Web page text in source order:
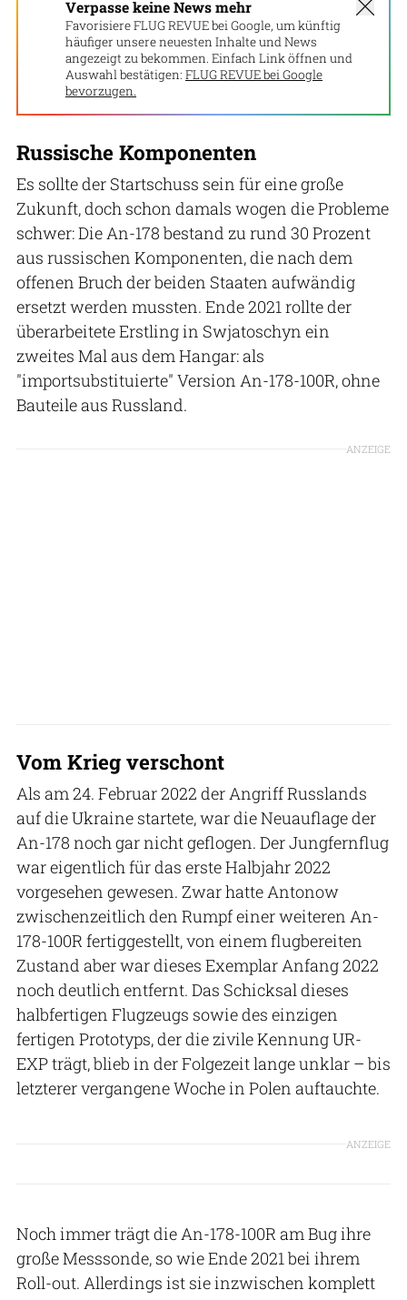
Verpasse keine News mehr
Favorisiere FLUG REVUE bei Google, um künftig
häufiger unsere neuesten Inhalte und News
angezeigt zu bekommen. Einfach Link öffnen und
Auswahl bestätigen: FLUG REVUE bei Google
bevorzugen.
Russische Komponenten
Es sollte der Startschuss sein für eine große
Zukunft, doch schon damals wogen die Probleme
schwer: Die An-178 bestand zu rund 30 Prozent
aus russischen Komponenten, die nach dem
offenen Bruch der beiden Staaten aufwändig
ersetzt werden mussten. Ende 2021 rollte der
überarbeitete Erstling in Swjatoschyn ein
zweites Mal aus dem Hangar: als
"importsubstituierte" Version An-178-100R, ohne
Bauteile aus Russland.
ANZEIGE
Vom Krieg verschont
Als am 24. Februar 2022 der Angriff Russlands
auf die Ukraine startete, war die Neuauflage der
An-178 noch gar nicht geflogen. Der Jungfernflug
war eigentlich für das erste Halbjahr 2022
vorgesehen gewesen. Zwar hatte Antonow
zwischenzeitlich den Rumpf einer weiteren An-
178-100R fertiggestellt, von einem flugbereiten
Zustand aber war dieses Exemplar Anfang 2022
noch deutlich entfernt. Das Schicksal dieses
halbfertigen Flugzeugs sowie des einzigen
fertigen Prototyps, der die zivile Kennung UR-
EXP trägt, blieb in der Folgezeit lange unklar – bis
letzterer vergangene Woche in Polen auftauchte.
ANZEIGE
Noch immer trägt die An-178-100R am Bug ihre
große Messsonde, so wie Ende 2021 bei ihrem
Roll-out. Allerdings ist sie inzwischen komplett